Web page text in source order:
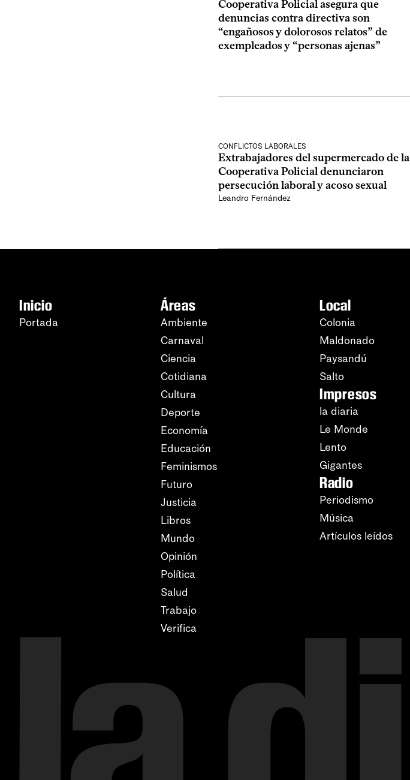
Cooperativa Policial asegura que
denuncias contra directiva son
“engañosos y dolorosos relatos” de
exempleados y “personas ajenas”
CONFLICTOS LABORALES
Extrabajadores del supermercado de la
Cooperativa Policial denunciaron
persecución laboral y acoso sexual
Leandro Fernández
Inicio
Portada
Áreas
Ambiente
Carnaval
Ciencia
Cotidiana
Cultura
Deporte
Economía
Educación
Feminismos
Futuro
Justicia
Libros
Mundo
Opinión
Política
Salud
Trabajo
Verifica
Local
Colonia
Maldonado
Paysandú
Salto
Impresos
la diaria
Le Monde
Lento
Gigantes
Radio
Periodismo
Música
Artículos leídos